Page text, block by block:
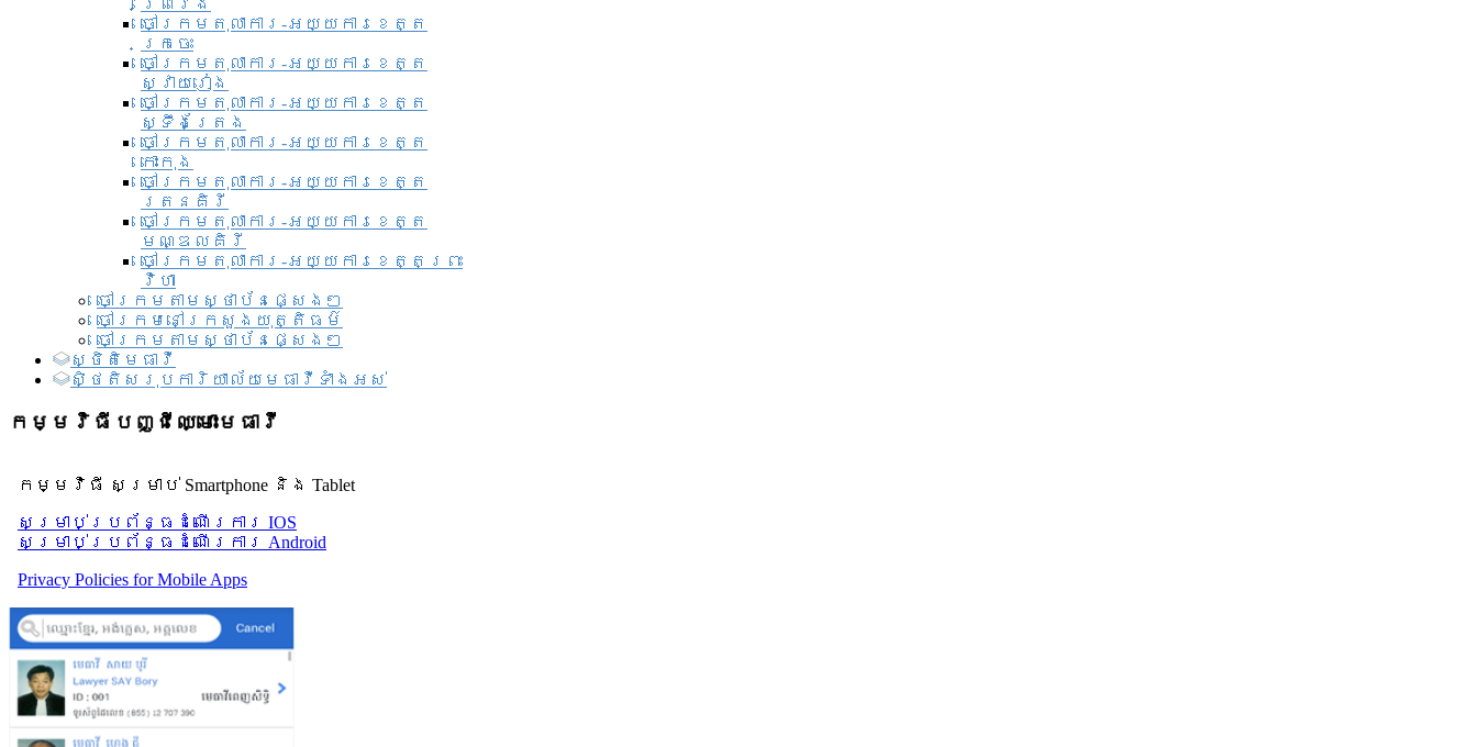
ព្រៃវែង
ចៅក្រមតុលាការ-អយ្យការខេត្ត
ក្រចេះ
ចៅក្រមតុលាការ-អយ្យការខេត្ត
ស្វាយរៀង
ចៅក្រមតុលាការ-អយ្យការខេត្ត
ស្ទឹងត្រែង
ចៅក្រមតុលាការ-អយ្យការខេត្ត
កោះកុង
ចៅក្រមតុលាការ-អយ្យការខេត្ត
រតនគិរី
ចៅក្រមតុលាការ-អយ្យការខេត្ត
មណ្ឌលគិរី
ចៅក្រមតុលាការ-អយ្យការខេត្តព្រះ
វិហា
ចៅក្រមតាមស្ថាប័នផ្សេងៗ
ចៅក្រមនៅក្រសួងយុត្តិធម៌
ចៅក្រមតាមស្ថាប័នផ្សេងៗ
ស្ថិតិមេធាវី
សិ្ថតិសរុបការិយាល័យមេធាវីទាំងអស់​
កម្មវិធីបញ្ជីឈ្មោះមេធាវី
កម្មវិធី សម្រាប់ Smartphone និង Tablet
សម្រាប់​ប្រព័ន្ធដំណើរការ IOS
សម្រាប់​ប្រព័ន្ធដំណើរការ Android
Privacy Policies for Mobile Apps